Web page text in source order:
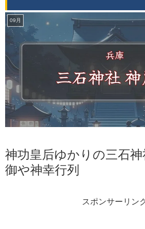
09月
神功皇后ゆかりの三石
御や神幸行列
スポンサーリン